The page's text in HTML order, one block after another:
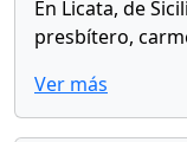
En Licata, de
presbítero,
Ver más